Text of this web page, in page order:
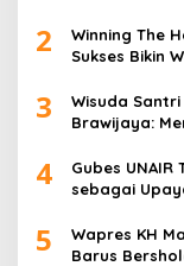
2
Winning The
Sukses Bikin
3
Wisuda
Brawijaya:
4
Gubes
sebagai
5
Wapres KH
Barus